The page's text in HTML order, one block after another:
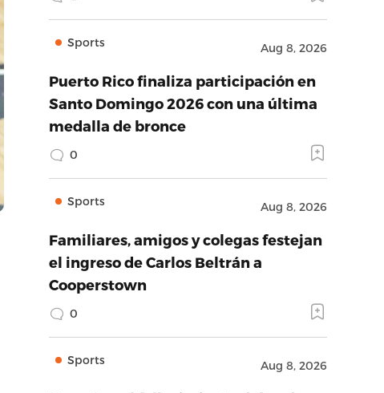
Sports Aug 8, 2026
Puerto Rico finaliza participación en
Santo Domingo 2026 con una última
medalla de bronce
0
Sports Aug 8, 2026
Familiares, amigos y colegas festejan
el ingreso de Carlos Beltrán a
Cooperstown
0
Sports Aug 8, 2026